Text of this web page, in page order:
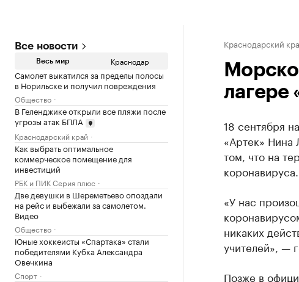
Все новости
Весь мир Краснодар
Самолет выкатился за пределы полосы
в Норильске и получил повреждения
Общество
В Геленджике открыли все пляжи после
угрозы атак БПЛА
Краснодарский край
Как выбрать оптимальное
коммерческое помещение для
инвестиций
РБК и ПИК Серия плюс
Две девушки в Шереметьево опоздали
на рейс и выбежали за самолетом.
Видео
Общество
Юные хоккеисты «Спартака» стали
победителями Кубка Александра
Овечкина
Спорт
Краснодарский
лагере
18 сентября
«Артек» Нина
том, что на
«У нас
никаких
учителей», —
Позже в